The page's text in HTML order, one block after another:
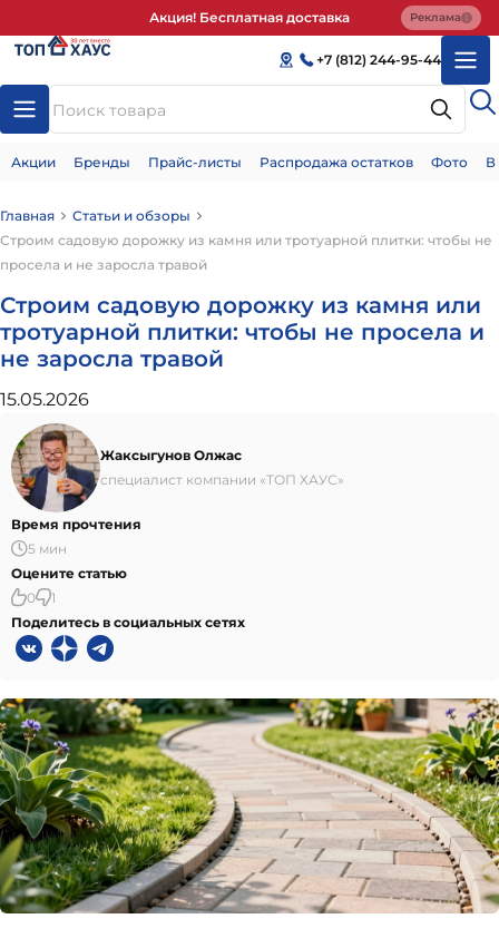
Акция! Бесплатная доставка Реклама
+7 (812) 244-95-44
Акции Бренды Прайс-листы Распродажа остатков Фото
Главная
Статьи и обзоры
Строим садовую дорожку из камня или тротуарной плитки: чтобы не
просела и не заросла травой
Строим садовую дорожку из камня или
тротуарной плитки: чтобы не просела и
не заросла травой
15.05.2026
Жаксыгунов Олжас
специалист компании «ТОП ХАУС»
Время прочтения
5 мин
Оцените статью
0
1
Поделитесь в социальных сетях